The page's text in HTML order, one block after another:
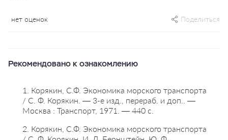
нет оценок Поделиться
Рекомендовано к ознакомлению
1. Корякин, С.Ф. Экономика морского транспорта
/ С. Ф. Корякин. — 3-е изд., перераб. и доп.. —
Москва : Транспорт, 1971. — 440 с.
2. Корякин, С.Ф. Экономика морского транспорта